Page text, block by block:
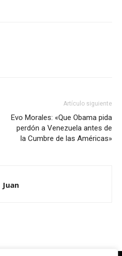
Artículo siguiente
Evo Morales: «Que Obama pida
perdón a Venezuela antes de
la Cumbre de las Américas»
Juan